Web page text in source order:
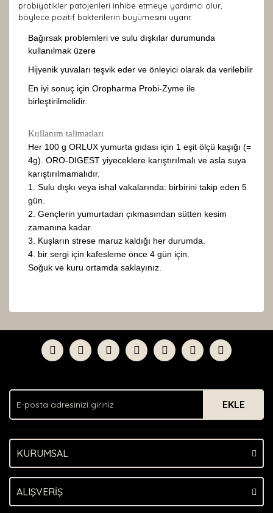
probiyotikler patojenleri inhibe etmeye yardımcı olur,
böylece pozitif bakterilerin büyümesini uyarır.
Bağırsak problemleri ve sulu dışkılar durumunda
kullanılmak üzere
Hijyenik yuvaları teşvik eder ve önleyici olarak da verilebilir
En iyi sonuç için Oropharma Probi-Zyme ile
birleştirilmelidir.
Kullanım talimatları
Her 100 g ORLUX yumurta gıdası için 1 eşit ölçü kaşığı (=
4g). ORO-DIGEST yiyeceklere karıştırılmalı ve asla suya
karıştırılmamalıdır.
1. Sulu dışkı veya ishal vakalarında: birbirini takip eden 5
gün.
2. Gençlerin yumurtadan çıkmasından sütten kesim
zamanına kadar.
3. Kuşların strese maruz kaldığı her durumda.
4. bir sergi için kafesleme önce 4 gün için.
Soğuk ve kuru ortamda saklayınız.
Yorum Yaz
formunu kullanarak tarafımıza iletebilirsiniz.
Görüş ve önerileriniz için teşekkür ederiz.
Ürün açıklamasında eksik bilgiler bulunuyor.
Ürün bilgilerinde hatalar bulunuyor.
Bu ürüne benzer farklı alternatifler olmalı.
EKLE
KURUMSAL
ALIŞVERİŞ